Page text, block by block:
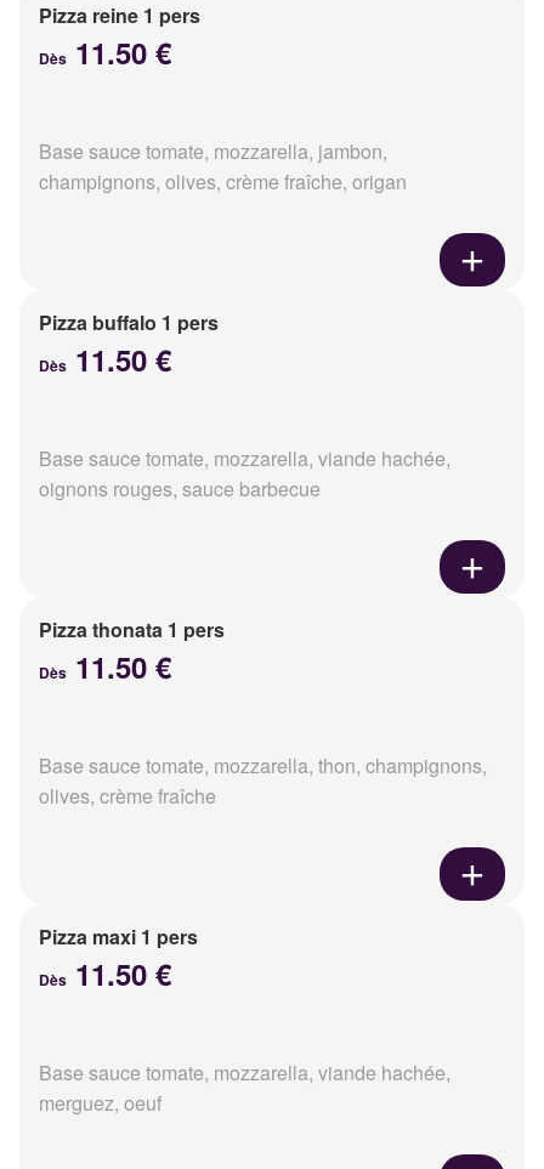
Pizza reine 1 pers
Dès 11.50 €
Base sauce tomate, mozzarella, jambon,
champignons, olives, crème fraîche, origan
Pizza buffalo 1 pers
Dès 11.50 €
Base sauce tomate, mozzarella, viande hachée,
oignons rouges, sauce barbecue
Pizza thonata 1 pers
Dès 11.50 €
Base sauce tomate, mozzarella, thon, champignons,
olives, crème fraîche
Pizza maxi 1 pers
Dès 11.50 €
Base sauce tomate, mozzarella, viande hachée,
merguez, oeuf